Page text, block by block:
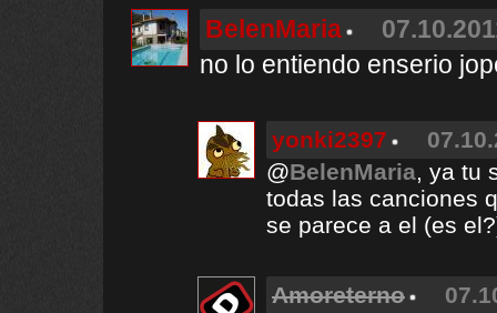
BelenMaria
no lo entiendo enserio
yonki2397
@BelenMaria, ya tu
todas las canciones
se parece a el (es
Amoreterno